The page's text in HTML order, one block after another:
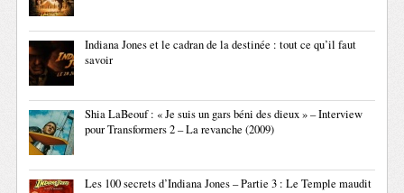
Indiana Jones et le cadran de la destinée : tout ce qu’il faut
savoir
Shia LaBeouf : « Je suis un gars béni des dieux » – Interview
pour Transformers 2 – La revanche (2009)
Les 100 secrets d’Indiana Jones – Partie 3 : Le Temple maudit